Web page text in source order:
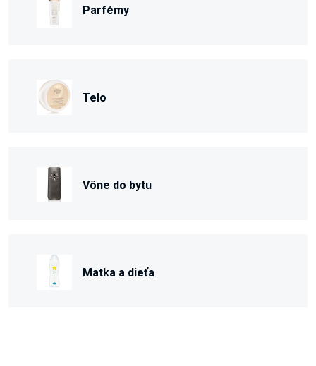
Parfémy
Telo
Vône do bytu
Matka a dieťa